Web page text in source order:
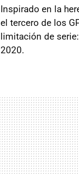
Inspirado en la
el tercero de los
limitación de
2020.